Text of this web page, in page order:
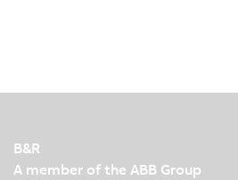
B&R
A member of the ABB Group